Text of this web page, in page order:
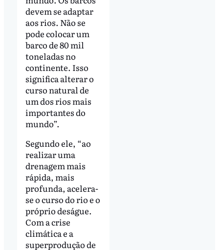
devem se adaptar
aos rios. Não se
pode colocar um
barco de 80 mil
toneladas no
continente. Isso
significa alterar o
curso natural de
um dos rios mais
importantes do
mundo”.
Segundo ele, “ao
realizar uma
drenagem mais
rápida, mais
profunda, acelera-
se o curso do rio e o
próprio deságue.
Com a crise
climática e a
superprodução de